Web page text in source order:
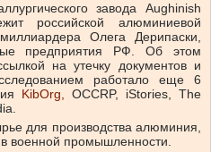
завода Aughinish
российской алюминиевой
Олега Дерипаски,
предприятия РФ.
Об этом
на утечку документов и
работало еще 6
KibOrg, OCCRP, iStories, The
для производства алюминия,
военной промышленности.